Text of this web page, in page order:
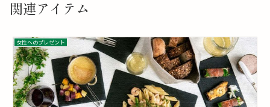
関連アイテム
女性へのプレゼント